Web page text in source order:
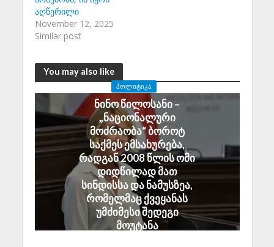
აღწერილი
November 12, 2025
Similar post
You may also like
ᲞᲝᲚᲘᲢᲘᲙᲐ
ნინო წილოსანი –
„ნაციონალური
მოძრაობა“ ბოროტ
საქმეს ემსახურება,
რადგან 2008 წლის ომი
დიდწილად მათ
სინდისსა და ნამუსზეა,
რომელმაც ქვეყანას
უმძიმესი შედეგი
მოუტანა